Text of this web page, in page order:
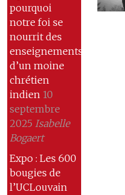
pourquoi
notre foi se
nourrit des
enseignements
d’un moine
chrétien
indien 10
septembre
2025 Isabelle
Bogaert
Expo : Les 600
bougies de
l’UCLouvain